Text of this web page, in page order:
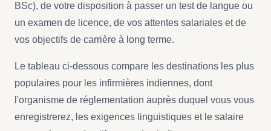
BSc), de votre disposition à passer un test de langue ou
un examen de licence, de vos attentes salariales et de
vos objectifs de carrière à long terme.
Le tableau ci-dessous compare les destinations les plus
populaires pour les infirmières indiennes, dont
l'organisme de réglementation auprès duquel vous vous
enregistrerez, les exigences linguistiques et le salaire